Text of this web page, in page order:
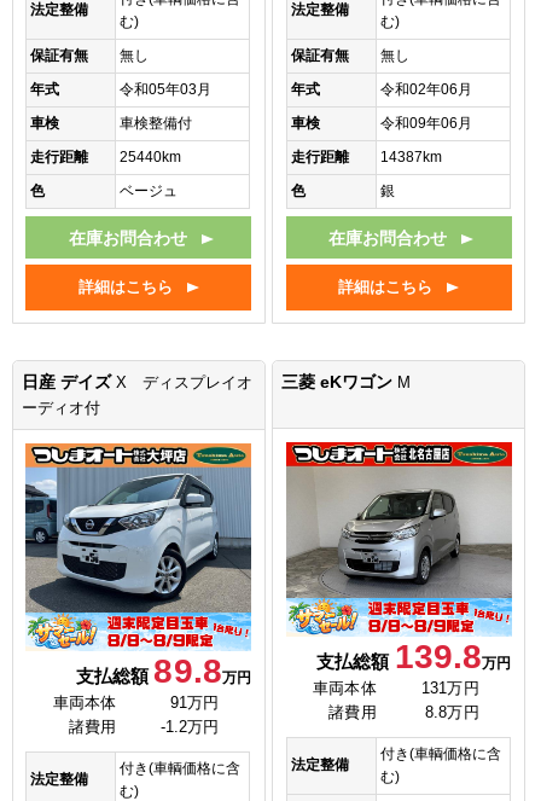
法定整備
む)
保証有無
無し
年式
令和05年03月
車検
車検整備付
走行距離
25440km
色
ベージュ
在庫お問合わせ
詳細はこちら
法定整備
む)
保証有無
無し
年式
令和02年06月
車検
令和09年06月
走行距離
14387km
色
銀
在庫お問合わせ
詳細はこちら
日産 デイズ X ディスプレイオ
ーディオ付
支払総額 89.8万円
車両本体
91万円
諸費用
-1.2万円
法定整備
付き(車輌価格に含
む)
三菱 eKワゴン M
支払総額 139.8万円
車両本体
131万円
諸費用
8.8万円
法定整備
付き(車輌価格に含
む)